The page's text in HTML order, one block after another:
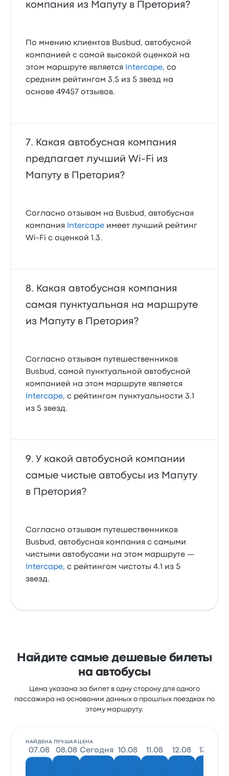
компания из Мапуту в Претория?
По мнению клиентов Busbud, автобусной
компанией с самой высокой оценкой на
этом маршруте является
Intercape, со
средним рейтингом 3.5 из 5 звезд на
основе 49457 отзывов.
Какая автобусная компания
предлагает лучший Wi‑Fi из
Мапуту в Претория?
Согласно отзывам на Busbud, автобусная
компания
Intercape имеет лучший рейтинг
Wi‑Fi с оценкой 1.3.
Какая автобусная компания
самая пунктуальная на маршруте
из Мапуту в Претория?
Согласно отзывам путешественников
Busbud, самой пунктуальной автобусной
компанией на этом маршруте является
Intercape, с рейтингом пунктуальности 3.1
из 5 звезд.
У какой автобусной компании
самые чистые автобусы из Мапуту
в Претория?
Согласно отзывам путешественников
Busbud, автобусная компания с самыми
чистыми автобусами на этом маршруте —
Intercape, с рейтингом чистоты 4.1 из 5
звезд.
Найдите самые дешевые билеты
на автобусы
Цена указана за билет в одну сторону для одного
пассажира на основании данных о прошлых поездках по
этому маршруту.
НАЙДЕНА ЛУЧШАЯ ЦЕНА
07.08 08.08 Сегодня 10.08 11.08 12.08 13.08